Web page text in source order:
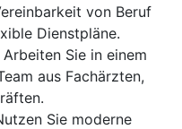
von Beruf
Dienstpläne.
Arbeiten Sie in einem
aus Fachärzten,
Sie moderne